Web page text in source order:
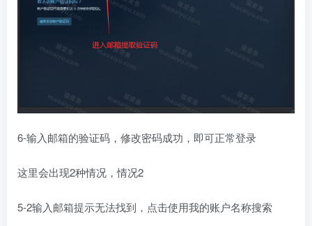
6-输入邮箱的验证码，修改密码成功，即可正常登录
这里会出现2种情况，情况2
5-2输入邮箱提示无法找到，点击使用我的账户名称搜索